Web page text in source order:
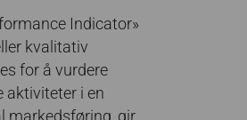
Indicator»
kvalitativ
for å vurdere
aktiviteter i en
markedsføring, gir